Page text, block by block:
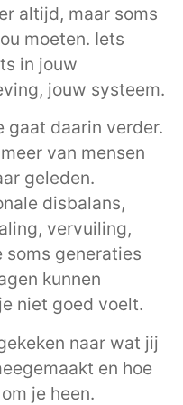
altijd, maar soms
moeten. Iets
in jouw
jouw systeem.
gaat daarin verder.
van mensen
geleden.
disbalans,
vervuiling,
soms generaties
kunnen
niet goed voelt.
naar wat jij
en hoe
je heen.